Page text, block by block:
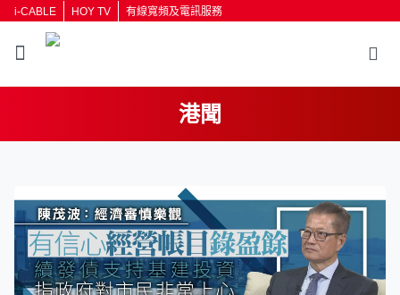
i-CABLE HOY TV 有線寬頻及電訊服務
港聞
按輸入鍵開始搜尋